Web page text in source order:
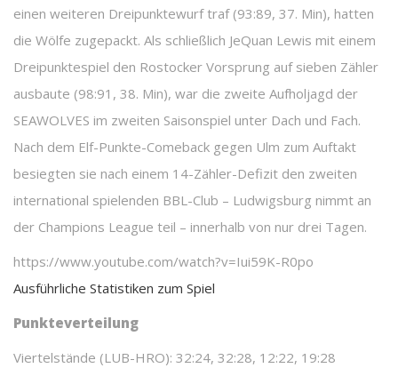
einen weiteren Dreipunktewurf traf (93:89, 37. Min), hatten
die Wölfe zugepackt. Als schließlich JeQuan Lewis mit einem
Dreipunktespiel den Rostocker Vorsprung auf sieben Zähler
ausbaute (98:91, 38. Min), war die zweite Aufholjagd der
SEAWOLVES im zweiten Saisonspiel unter Dach und Fach.
Nach dem Elf-Punkte-Comeback gegen Ulm zum Auftakt
besiegten sie nach einem 14-Zähler-Defizit den zweiten
international spielenden BBL-Club – Ludwigsburg nimmt an
der Champions League teil – innerhalb von nur drei Tagen.
https://www.youtube.com/watch?v=Iui59K-R0po
Ausführliche Statistiken zum Spiel
Punkteverteilung
Viertelstände (LUB-HRO): 32:24, 32:28, 12:22, 19:28